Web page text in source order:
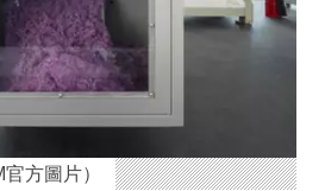
方圖片）